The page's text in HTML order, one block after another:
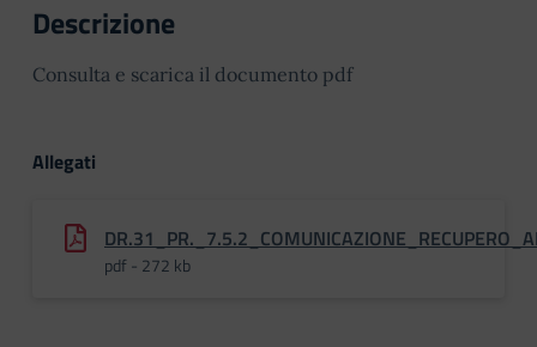
Descrizione
Consulta e scarica il documento pdf
Allegati
pdf - 272 kb